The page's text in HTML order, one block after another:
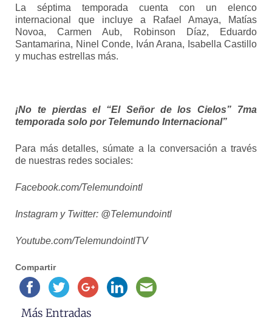
La séptima temporada cuenta con un elenco
internacional que incluye a Rafael Amaya, Matías
Novoa, Carmen Aub, Robinson Díaz, Eduardo
Santamarina, Ninel Conde, Iván Arana, Isabella Castillo
y muchas estrellas más.
¡No te pierdas el “El Señor de los Cielos” 7ma
temporada solo por Telemundo Internacional”
Para más detalles, súmate a la conversación a través
de nuestras redes sociales:
Facebook.com/Telemundointl
Instagram y Twitter: @Telemundointl
Youtube.com/TelemundointlTV
Compartir
Más Entradas